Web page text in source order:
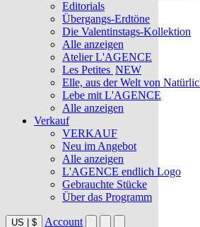
Editorials
Übergangs-Erdtöne
Die Valentinstags-Kollektion
Alle anzeigen
Atelier L'AGENCE
Les Petites NEW
Elle, aus der Welt von
Lebe mit L'AGENCE
Alle anzeigen
Verkauf
VERKAUF
Neu im Angebot
Alle anzeigen
L'AGENCE endlich Logo
Gebrauchte Stücke
Über das Programm
US $ Account